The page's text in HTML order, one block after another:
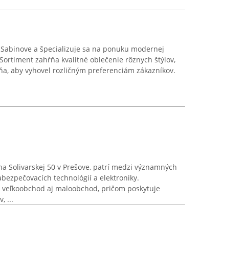
a špecializuje sa na ponuku modernej
zahŕňa kvalitné oblečenie rôznych štýlov,
aby vyhovel rozličným preferenciám zákazníkov.
Solivarskej 50 v Prešove, patrí medzi významných
technológií a elektroniky.
aj maloobchod, pričom poskytuje
...